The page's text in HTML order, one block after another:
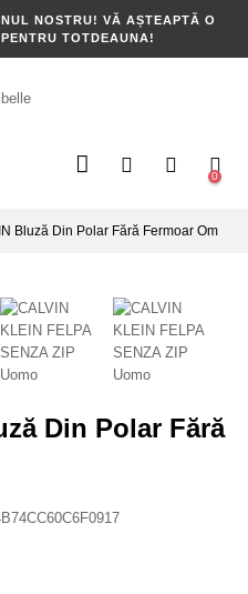
NOSTRU! VĂ AȘTEAPTĂ O
TOTDEAUNA!
0
Bluză Din Polar Fără Fermoar Om
Din Polar Fără